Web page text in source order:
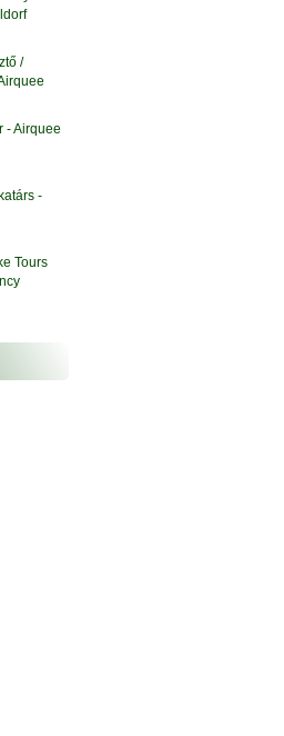
/
- Airquee
-
Tours